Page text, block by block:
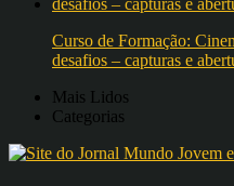
Curso de Formação:
desafios – capturas e
Mais Lidos
Categorias